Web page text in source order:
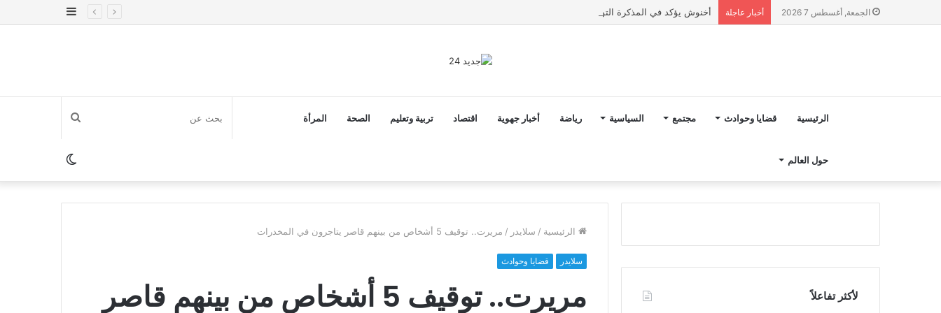
الجمعة, أغسطس 7 2026 أخبار عاجلة أخنوش يؤكد في المذكرة التوجيهية حول ميزانية 2027 أن ثوابت العدالة الاجتماعية والمجالية خيار استراتيجي للبلاد
إضافة
الرئيسية قضايا وحوادث مجتمع السياسية رياضة أخبار جهوية اقتصاد تربية وتعليم الصحة المرأة
حول العالم
بحث
عنالوضع
المظلم
الرئيسية / سلايدر / مريرت.. توقيف 5 أشخاص من بينهم قاصر يتاجرون في المخدرات
سلايدر قضايا وحوادث
مريرت.. توقيف 5 أشخاص من بينهم قاصر
لأكثر تفاعلاً